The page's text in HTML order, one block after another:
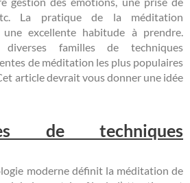
La pratique de la méditation
excellente habitude à prendre.
diverses familles de techniques
de méditation les plus populaires
article devrait vous donner une idée
de techniques
moderne définit la méditation de